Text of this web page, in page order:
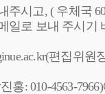
시고, ( 우체국
일로 보내 주시기
편집위원
: 010-4563-